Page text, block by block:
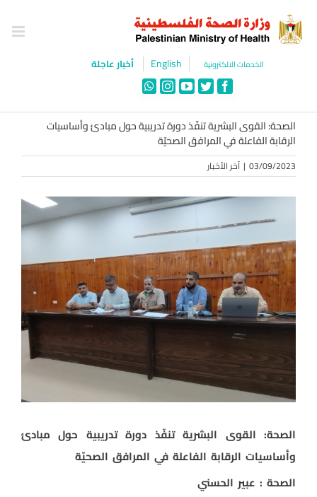
content
الخدمات الالكترونية English أخبار عاجلة
Facebook
Twitter
YouTube
Instagram
WhatsApp
الصحة: القوى البشرية تنفّذ دورة تدريبية حول مبادئ وأساسيات
الرقابة الفاعلة في المرافق الصحيّة
03/09/2023
| آخر الأخبار
الصحة: القوى البشرية تنفّذ دورة تدريبية حول مبادئ
وأساسيات الرقابة الفاعلة في المرافق الصحيّة
الصحة : عبير الحسني